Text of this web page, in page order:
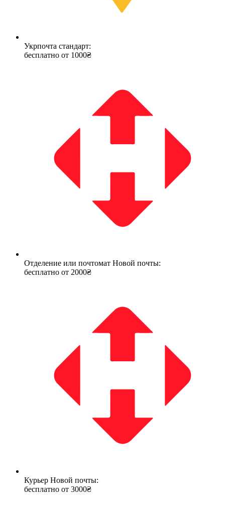
Укрпочта стандарт:
бесплатно от 1000₴
Отделение или почтомат Новой почты:
бесплатно от 2000₴
Курьер Новой почты:
бесплатно от 3000₴